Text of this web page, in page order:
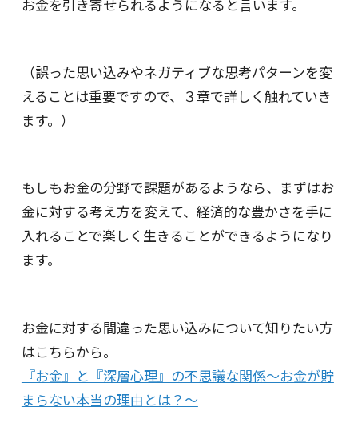
お金を引き寄せられるようになると言います。
（誤った思い込みやネガティブな思考パターンを変
えることは重要ですので、３章で詳しく触れていき
ます。）
もしもお金の分野で課題があるようなら、まずはお
金に対する考え方を変えて、経済的な豊かさを手に
入れることで楽しく生きることができるようになり
ます。
お金に対する間違った思い込みについて知りたい方
はこちらから。
『お金』と『深層心理』の不思議な関係～お金が貯
まらない本当の理由とは？～